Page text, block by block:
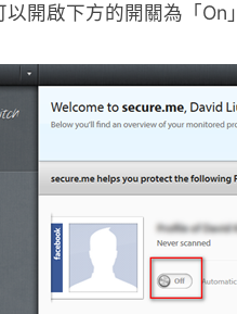
以開啟下方的開關為「On